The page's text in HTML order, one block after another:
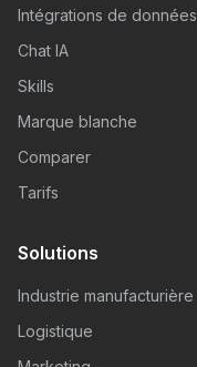
Intégrations de données
Chat IA
Skills
Marque blanche
Comparer
Tarifs
Solutions
Industrie manufacturière
Logistique